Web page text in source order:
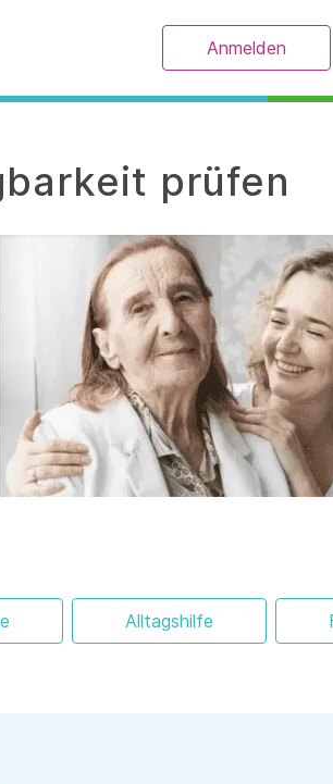
Anmelden
prüfen
Alltagshilfe